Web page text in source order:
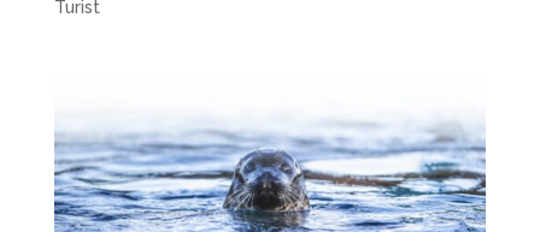
Turist